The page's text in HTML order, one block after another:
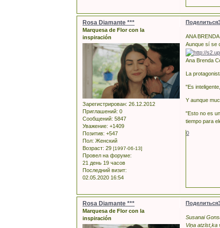
Поделиться
Rosa Diamante ***
Marquesa de Flor con la
inspiración
Зарегистрирован: 26.12.2012
Приглашений: 0
Сообщений: 5847
Уважение: +1409
Позитив: +547
Пол: Женский
Возраст: 29 [1997-06-13]
Провел на форуме:
21 день 19 часов
Последний визит:
02.05.2020 16:54
ANA
Aunque sí se
Ana Brenda
La
"Es
Y aunque
"Esto no es
tiempo para
0
Поделиться
Rosa Diamante ***
Marquesa de Flor con la
inspiración
Susanai
Viņa atzīst,ka